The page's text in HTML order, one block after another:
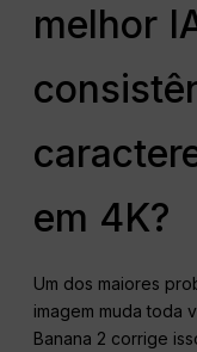
melhor
em 4K?
Um dos maiores
imagem muda toda
Banana 2 corrige